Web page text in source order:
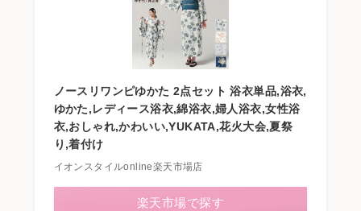
ノースリワンピゆかた 2点セット 浴衣単品,浴衣,
ゆかた,レディース浴衣,綿浴衣,婦人浴衣,女性浴
衣,おしゃれ,かわいい,YUKATA,花火大会,夏祭
り,着付け
イオンスタイルonline楽天市場店
楽天市場で探す